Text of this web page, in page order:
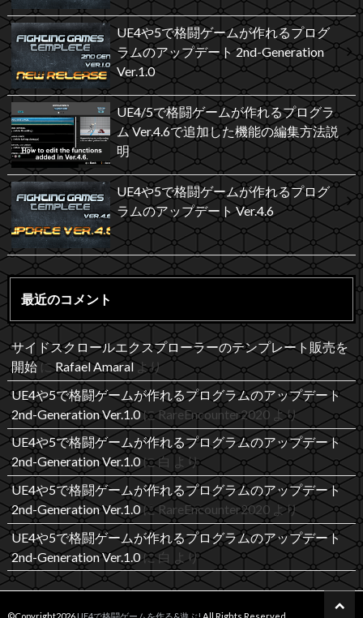
UE4や5で格闘ゲームが作れるプログ
ラムのアップデート 2nd-Generation
Ver.1.0
UE4/5で格闘ゲームが作れるプログラ
ム Ver.4.6で追加した機能の編集方法説
明
UE4や5で格闘ゲームが作れるプログ
ラムのアップデート Ver.4.6
最近のコメント
サイドスクロールエクスプローラーのテンプレート販売を
開始にRafael Amaralより
UE4や5で格闘ゲームが作れるプログラムのアップデート
2nd-Generation Ver.1.0にRareEncounter2020より
UE4や5で格闘ゲームが作れるプログラムのアップデート
2nd-Generation Ver.1.0に白 より
UE4や5で格闘ゲームが作れるプログラムのアップデート
2nd-Generation Ver.1.0にRareEncounter2020より
UE4や5で格闘ゲームが作れるプログラムのアップデート
2nd-Generation Ver.1.0に白 より
©Copyright2026 UE4で格闘ゲームを作る&遊ぶ! .All Rights Reserved.